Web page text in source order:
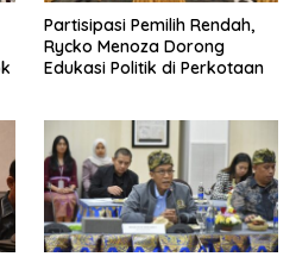
Partisipasi Pemilih Rendah,
Rycko Menoza Dorong
Edukasi Politik di Perkotaan